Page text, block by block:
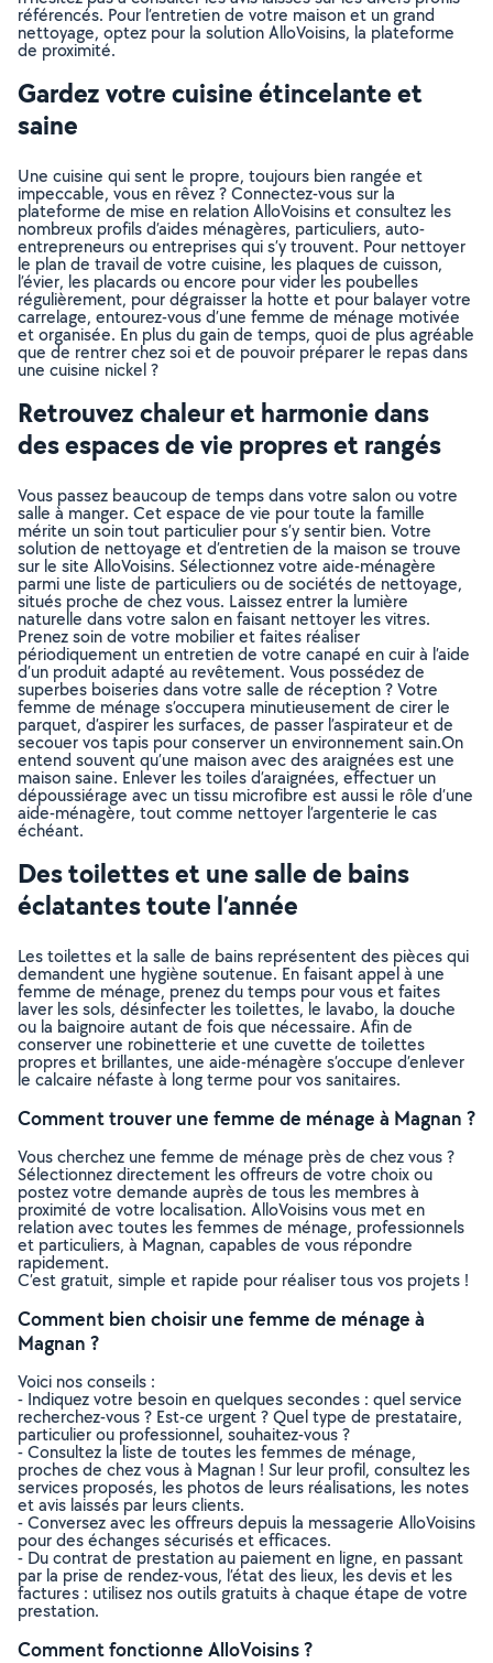
référencés. Pour l’entretien de votre maison et un grand
nettoyage, optez pour la solution AlloVoisins, la plateforme
de proximité.
Gardez votre cuisine étincelante et
saine
Une cuisine qui sent le propre, toujours bien rangée et
impeccable, vous en rêvez ? Connectez-vous sur la
plateforme de mise en relation AlloVoisins et consultez les
nombreux profils d’aides ménagères, particuliers, auto-
entrepreneurs ou entreprises qui s’y trouvent. Pour nettoyer
le plan de travail de votre cuisine, les plaques de cuisson,
l’évier, les placards ou encore pour vider les poubelles
régulièrement, pour dégraisser la hotte et pour balayer votre
carrelage, entourez-vous d’une femme de ménage motivée
et organisée. En plus du gain de temps, quoi de plus agréable
que de rentrer chez soi et de pouvoir préparer le repas dans
une cuisine nickel ?
Retrouvez chaleur et harmonie dans
des espaces de vie propres et rangés
Vous passez beaucoup de temps dans votre salon ou votre
salle à manger. Cet espace de vie pour toute la famille
mérite un soin tout particulier pour s’y sentir bien. Votre
solution de nettoyage et d’entretien de la maison se trouve
sur le site AlloVoisins. Sélectionnez votre aide-ménagère
parmi une liste de particuliers ou de sociétés de nettoyage,
situés proche de chez vous. Laissez entrer la lumière
naturelle dans votre salon en faisant nettoyer les vitres.
Prenez soin de votre mobilier et faites réaliser
périodiquement un entretien de votre canapé en cuir à l’aide
d’un produit adapté au revêtement. Vous possédez de
superbes boiseries dans votre salle de réception ? Votre
femme de ménage s’occupera minutieusement de cirer le
parquet, d’aspirer les surfaces, de passer l’aspirateur et de
secouer vos tapis pour conserver un environnement sain.On
entend souvent qu’une maison avec des araignées est une
maison saine. Enlever les toiles d’araignées, effectuer un
dépoussiérage avec un tissu microfibre est aussi le rôle d’une
aide-ménagère, tout comme nettoyer l’argenterie le cas
échéant.
Des toilettes et une salle de bains
éclatantes toute l’année
Les toilettes et la salle de bains représentent des pièces qui
demandent une hygiène soutenue. En faisant appel à une
femme de ménage, prenez du temps pour vous et faites
laver les sols, désinfecter les toilettes, le lavabo, la douche
ou la baignoire autant de fois que nécessaire. Afin de
conserver une robinetterie et une cuvette de toilettes
propres et brillantes, une aide-ménagère s’occupe d’enlever
le calcaire néfaste à long terme pour vos sanitaires.
Comment trouver une femme de ménage à Magnan ?
Vous cherchez une femme de ménage près de chez vous ?
Sélectionnez directement les offreurs de votre choix ou
postez votre demande auprès de tous les membres à
proximité de votre localisation. AlloVoisins vous met en
relation avec toutes les femmes de ménage, professionnels
et particuliers, à Magnan, capables de vous répondre
rapidement.
C’est gratuit, simple et rapide pour réaliser tous vos projets !
Comment bien choisir une femme de ménage à
Magnan ?
Voici nos conseils :
- Indiquez votre besoin en quelques secondes : quel service
recherchez-vous ? Est-ce urgent ? Quel type de prestataire,
particulier ou professionnel, souhaitez-vous ?
- Consultez la liste de toutes les femmes de ménage,
proches de chez vous à Magnan ! Sur leur profil, consultez les
services proposés, les photos de leurs réalisations, les notes
et avis laissés par leurs clients.
- Conversez avec les offreurs depuis la messagerie AlloVoisins
pour des échanges sécurisés et efficaces.
- Du contrat de prestation au paiement en ligne, en passant
par la prise de rendez-vous, l’état des lieux, les devis et les
factures : utilisez nos outils gratuits à chaque étape de votre
prestation.
Comment fonctionne AlloVoisins ?